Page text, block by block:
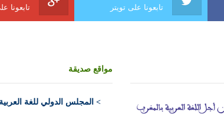
تابعونا على تويتر تابعونا
مواقع صديقة
> المجلس الدولي للغة العربية